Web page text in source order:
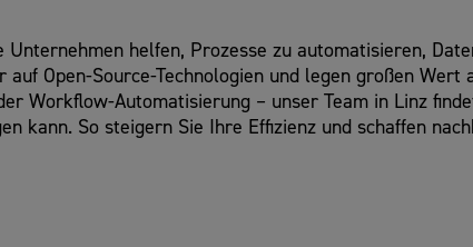
helfen, Prozesse zu automatisieren,
Open-Source-Technologien und legen großen Wert
Workflow-Automatisierung – unser Team in Linz
kann. So steigern Sie Ihre Effizienz und schaffen